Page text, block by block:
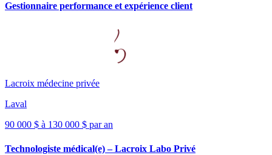
Gestionnaire performance et expérience client
Lacroix médecine privée
Laval
90 000 $ à 130 000 $ par an
Technologiste médical(e) – Lacroix Labo Privé